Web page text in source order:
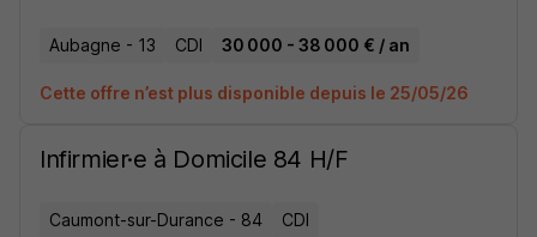
Aubagne - 13 CDI 30 000 - 38 000 € / an
Cette offre n’est plus disponible depuis le 25/05/26
Infirmier·e à Domicile 84 H/F
Caumont-sur-Durance - 84
CDI